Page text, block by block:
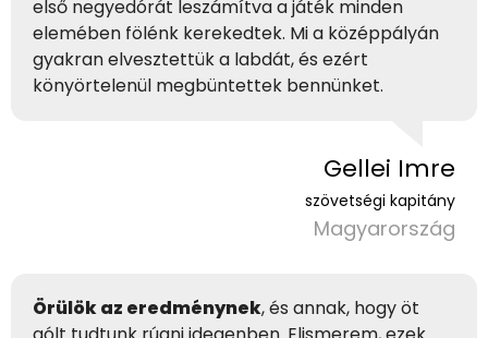
első negyedórát leszámítva a játék minden
elemében fölénk kerekedtek. Mi a középpályán
gyakran elvesztettük a labdát, és ezért
könyörtelenül megbüntettek bennünket.
Gellei Imre
szövetségi kapitány
Magyarország
Örülök az eredménynek, és annak, hogy öt